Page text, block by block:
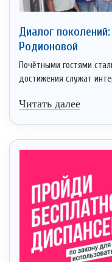
Диалог
Родионовой
Почётными гостями
достижения служат
Читать далее